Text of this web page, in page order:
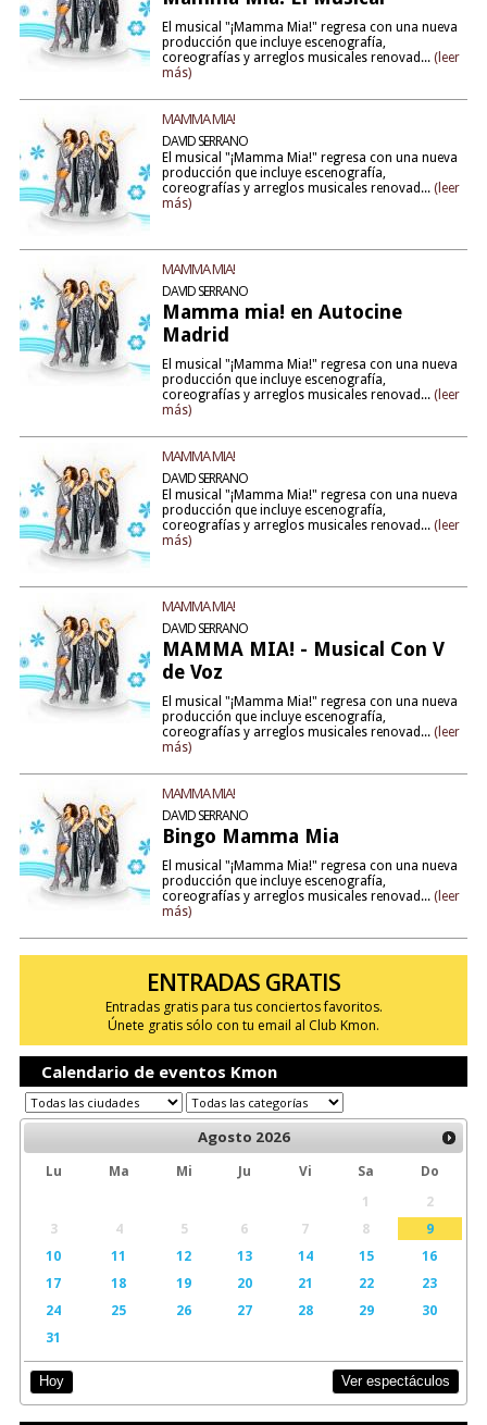
El musical "¡Mamma Mia!" regresa con una nueva
producción que incluye escenografía,
coreografías y arreglos musicales renovad... (leer
más)
MAMMA MIA!
DAVID SERRANO
El musical "¡Mamma Mia!" regresa con una nueva
producción que incluye escenografía,
coreografías y arreglos musicales renovad... (leer
más)
MAMMA MIA!
DAVID SERRANO
Mamma mia! en Autocine
Madrid
El musical "¡Mamma Mia!" regresa con una nueva
producción que incluye escenografía,
coreografías y arreglos musicales renovad... (leer
más)
MAMMA MIA!
DAVID SERRANO
El musical "¡Mamma Mia!" regresa con una nueva
producción que incluye escenografía,
coreografías y arreglos musicales renovad... (leer
más)
MAMMA MIA!
DAVID SERRANO
MAMMA MIA! - Musical Con V
de Voz
El musical "¡Mamma Mia!" regresa con una nueva
producción que incluye escenografía,
coreografías y arreglos musicales renovad... (leer
más)
MAMMA MIA!
DAVID SERRANO
Bingo Mamma Mia
El musical "¡Mamma Mia!" regresa con una nueva
producción que incluye escenografía,
coreografías y arreglos musicales renovad... (leer
más)
ENTRADAS GRATIS
Entradas gratis para tus conciertos favoritos.
Únete gratis sólo con tu email al Club Kmon.
Calendario de eventos Kmon
Agosto 2026
Lu Ma Mi Ju Vi Sa
Do
1
2
3
4 5 6 7 8
9
10
11 12 13 14 15
16
17
18 19 20 21 22
23
24
25 26 27 28 29
30
31
Hoy Ver espectáculos